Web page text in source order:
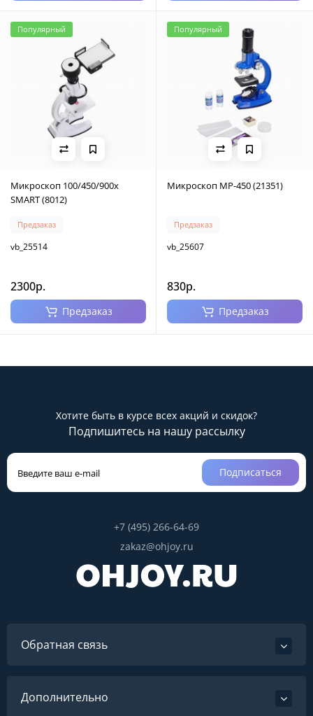
Популярный
Микроскоп 100/450/900x
SMART (8012)
Предзаказ
vb_25514
2300р.
Предзаказ
Популярный
Микроскоп MP-450 (21351)
Предзаказ
vb_25607
830р.
Предзаказ
Хотите быть в курсе всех акций и скидок?
Подпишитесь на нашу рассылку
Подписаться
+7 (495) 266-64-69
zakaz@ohjoy.ru
Обратная связь
Дополнительно